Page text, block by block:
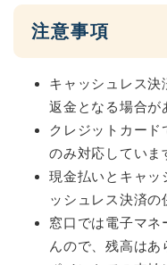
注意事項
キャッシュレス決
返金となる場合が
クレジットカー
のみ対応していま
現金払いとキャッ
ッシュレス決済の
窓口では電子マネ
んので、残高はあ